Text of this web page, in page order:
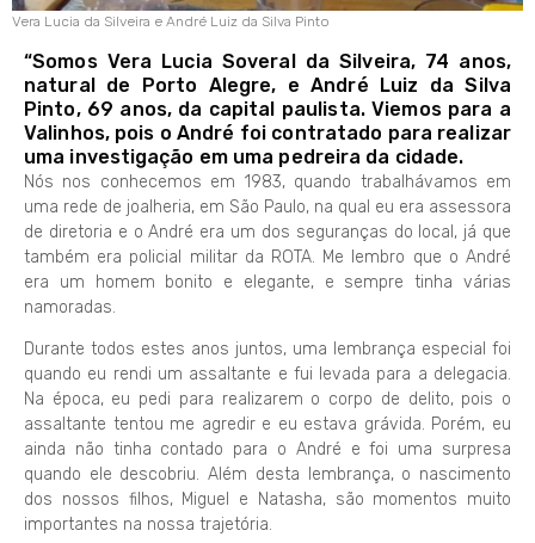
Vera Lucia da Silveira e André Luiz da Silva Pinto
“Somos Vera Lucia Soveral da Silveira, 74 anos,
natural de Porto Alegre, e André Luiz da Silva
Pinto, 69 anos, da capital paulista. Viemos para a
Valinhos, pois o André foi contratado para realizar
uma investigação em uma pedreira da cidade.
Nós nos conhecemos em 1983, quando trabalhávamos em
uma rede de joalheria, em São Paulo, na qual eu era assessora
de diretoria e o André era um dos seguranças do local, já que
também era policial militar da ROTA. Me lembro que o André
era um homem bonito e elegante, e sempre tinha várias
namoradas.
Durante todos estes anos juntos, uma lembrança especial foi
quando eu rendi um assaltante e fui levada para a delegacia.
Na época, eu pedi para realizarem o corpo de delito, pois o
assaltante tentou me agredir e eu estava grávida. Porém, eu
ainda não tinha contado para o André e foi uma surpresa
quando ele descobriu. Além desta lembrança, o nascimento
dos nossos filhos, Miguel e Natasha, são momentos muito
importantes na nossa trajetória.